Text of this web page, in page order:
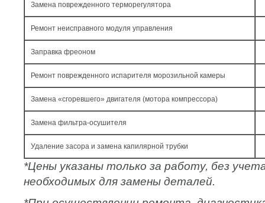
Замена поврежденного терморегулятора
Ремонт неисправного модуля управления
Заправка фреоном
Ремонт поврежденного испарителя морозильной камеры
Замена «сгоревшего» двигателя (мотора компрессора)
Замена фильтра-осушителя
Удаление засора и замена капилярной трубки
*Цены указаны только за работу, без
необходимых для замены деталей.